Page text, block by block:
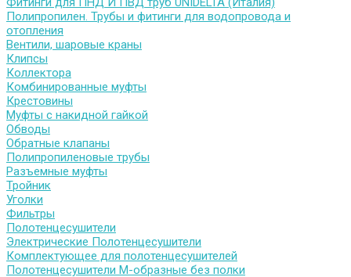
Полипропилен. Трубы и фитинги для водопровода и
отопления
Вентили, шаровые краны
Клипсы
Коллектора
Комбинированные муфты
Крестовины
Муфты с накидной гайкой
Обводы
Обратные клапаны
Полипропиленовые трубы
Разъемные муфты
Тройник
Уголки
Фильтры
Полотенцесушители
Электрические Полотенцесушители
Комплектующее для полотенцесушителей
Полотенцесушители М-образные без полки